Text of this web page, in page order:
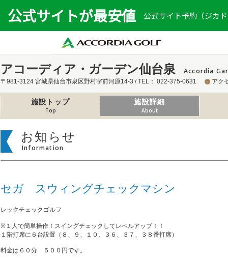
公式サイトが最安値 公式サイト予約（ジカ
アコーディア・ガーデン仙台泉 Accordia
〒981-3124 宮城県仙台市泉区野村字前河原14-3 / TEL： 022-375-0631 アク
施設トップ
Top
施設詳細
About
お知らせ
Information
セガ スウィングチェックマシン
レックチェックゴルフ
※１人で簡単操作！スイングチェックしてレベルアップ！！
１階打席に６台設置（８、９、１０、３６、３７、３８番打席）
料金は６０分 ５００円です。